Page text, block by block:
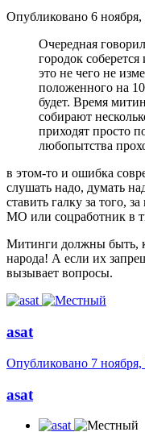
Опубликовано 6 ноября,
Очередная
городок
это не чего не
положенного на
будет. Время
собирают
приходят просто
любопытства
в этом-то и ошибка
слушать надо, думать
ставить галку за того,
МО или соцработник в
Митинги должны быть,
народа! А если их
вызывает вопросы.
asat
Опубликовано 7 ноября,
asat